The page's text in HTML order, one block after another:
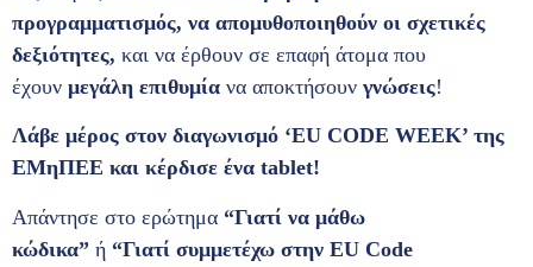
προγραμματισμός, να απομυθοποιηθούν οι σχετικές
δεξιότητες, και να έρθουν σε επαφή άτομα που
έχουν μεγάλη επιθυμία να αποκτήσουν γνώσεις!
Λάβε μέρος στον διαγωνισμό ‘EU CODE WEEK’ της
ΕΜηΠΕΕ και κέρδισε ένα tablet!
Απάντησε στο ερώτημα “Γιατί να μάθω
κώδικα” ή “Γιατί συμμετέχω στην EU Code